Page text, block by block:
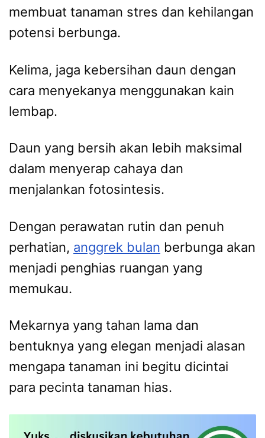
membuat tanaman stres dan kehilangan
potensi berbunga.
Kelima, jaga kebersihan daun dengan
cara menyekanya menggunakan kain
lembap.
Daun yang bersih akan lebih maksimal
dalam menyerap cahaya dan
menjalankan fotosintesis.
Dengan perawatan rutin dan penuh
perhatian, anggrek bulan berbunga akan
menjadi penghias ruangan yang
memukau.
Mekarnya yang tahan lama dan
bentuknya yang elegan menjadi alasan
mengapa tanaman ini begitu dicintai
para pecinta tanaman hias.